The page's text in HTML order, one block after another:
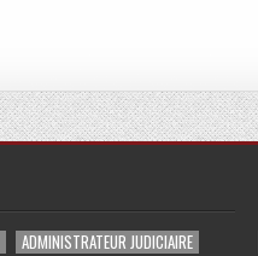
ADMINISTRATEUR JUDICIAIRE